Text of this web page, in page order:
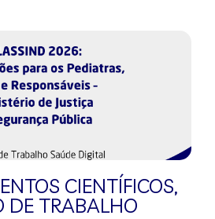
CIENTÍFICOS,
DE TRABALHO